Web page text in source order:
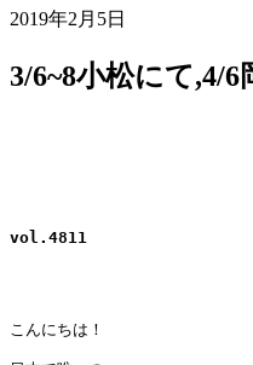
2019年2月5日
3/6~8小松にて,4/
vol.4811
こんにちは！